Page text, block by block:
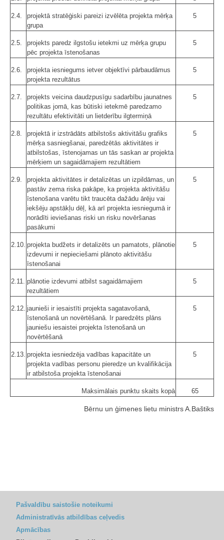
2.4.
projektā stratēģiski pareizi izvēlēta projekta mērķa
grupa
5
2.5.
projekts paredz ilgstošu ietekmi uz mērķa grupu
pēc projekta īstenošanas
5
2.6.
projekta iesniegums ietver objektīvi pārbaudāmus
projekta rezultātus
5
2.7.
projekts veicina daudzpusīgu sadarbību jaunatnes
politikas jomā, kas būtiski ietekmē paredzamo
rezultātu efektivitāti un lietderību ilgtermiņā
5
2.8.
projektā ir izstrādāts atbilstošs aktivitāšu grafiks
mērķa sasniegšanai, paredzētās aktivitātes ir
atbilstošas, īstenojamas un tās saskan ar projekta
mērķiem un sagaidāmajiem rezultātiem
5
2.9.
projekta aktivitātes ir detalizētas un izpildāmas, un
pastāv zema riska pakāpe, ka projekta aktivitāšu
īstenošana varētu tikt traucēta dažādu ārēju vai
iekšēju apstākļu dēļ, kā arī projekta iesniegumā ir
norādīti ieviešanas riski un risku novēršanas
pasākumi
5
2.10. projekta budžets ir detalizēts un pamatots, plānotie
izdevumi ir nepieciešami plānoto aktivitāšu
īstenošanai
5
2.11. plānotie izdevumi atbilst sagaidāmajiem
rezultātiem
5
2.12. jaunieši ir iesaistīti projekta sagatavošanā,
īstenošanā un novērtēšanā. Ir paredzēts plāns
jauniešu iesaistei projekta īstenošanā un
novērtēšanā
5
2.13. projekta iesniedzēja vadības kapacitāte un
projekta vadības personu pieredze un kvalifikācija
ir atbilstoša projekta īstenošanai
5
Maksimālais punktu skaits kopā 65
Bērnu un ģimenes lietu ministrs A.Baštiks
Pašvaldību saistošie noteikumi
Administratīvās atbildības ceļvedis
Apmācības